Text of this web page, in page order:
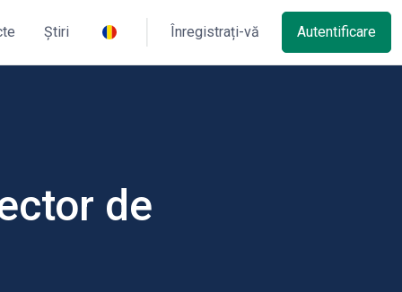
Știri Înregistrați-vă Autentificare
de